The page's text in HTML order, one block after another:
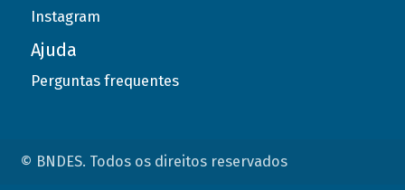
Instagram
Ajuda
Perguntas frequentes
© BNDES. Todos os direitos reservados